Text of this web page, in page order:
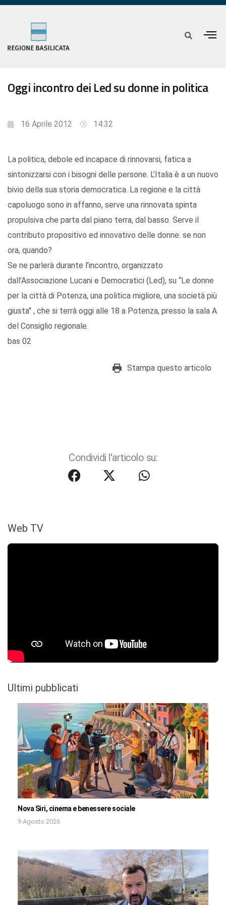
Oggi incontro dei Led su donne in politica
16 Aprile 2012 14:32
La politica, debole ed incapace di rinnovarsi, fatica a
sintonizzarsi con i bisogni delle persone. L’Italia è a un nuovo
bivio della sua storia democratica. La regione e la città
capoluogo sono in affanno, serve una rinnovata spinta
propulsiva che parta dal piano terra, dal basso. Serve il
contributo propositivo ed innovativo delle donne: se non
ora, quando?
Se ne parlerà durante l’incontro, organizzato
dall’Associazione Lucani e Democratici (Led), su “Le donne
per la città di Potenza, una politica migliore, una società più
giusta" , che si terrà oggi alle 18 a Potenza, presso la sala A
del Consiglio regionale.
bas 02
Stampa questo articolo
Condividi l'articolo su:
Web TV
Ultimi pubblicati
Nova Siri, cinema e benessere sociale
9 Agosto 2026